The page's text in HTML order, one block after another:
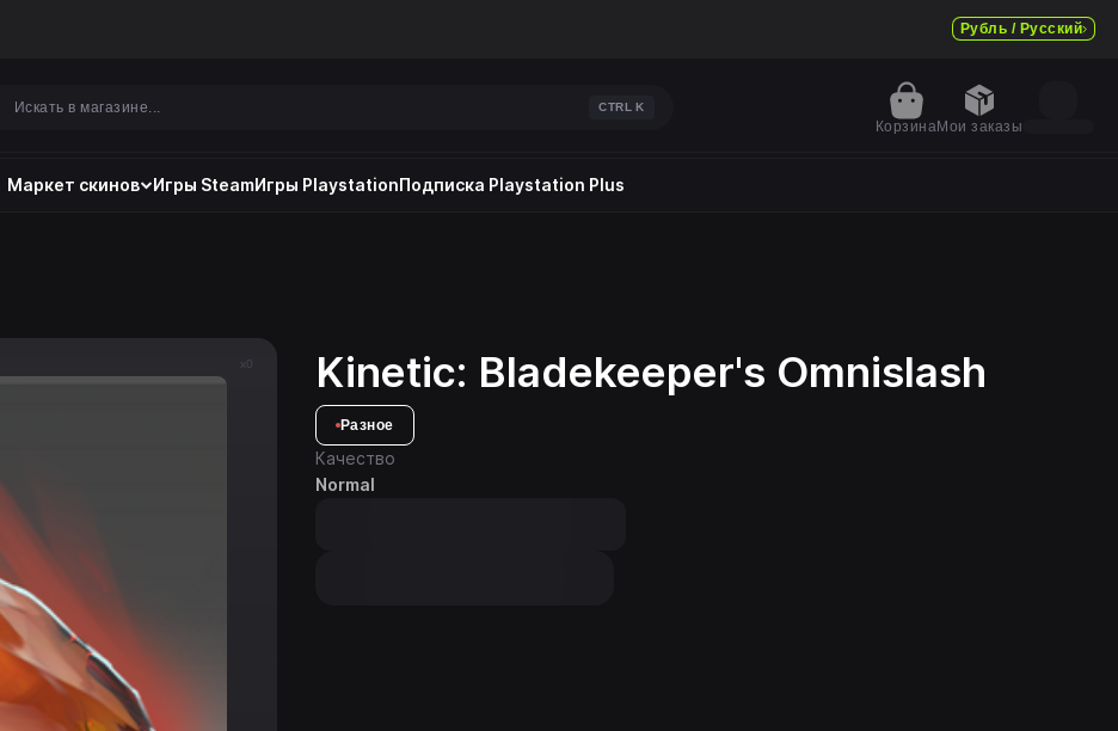
Рубль / Русский
CTRL K
КорзинаМои заказы
Маркет скинов Игры SteamИгры PlaystationПодписка Playstation Plus
x0 Kinetic: Bladekeeper's Omnislash
Разное
Качество
Normal